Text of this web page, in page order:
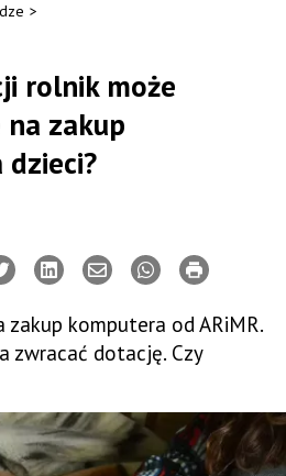
>
rolnik może
zakup
zakup komputera od ARiMR.
zwracać dotację. Czy